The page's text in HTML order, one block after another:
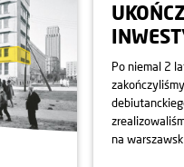
Po niemal 2
na